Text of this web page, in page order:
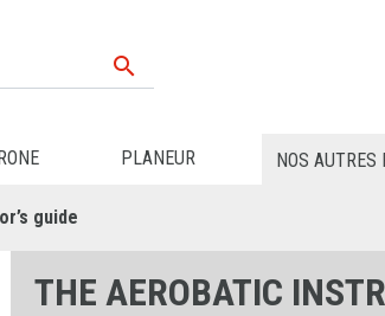

PLANEUR NOS AUTRES
guide
THE AEROBATIC